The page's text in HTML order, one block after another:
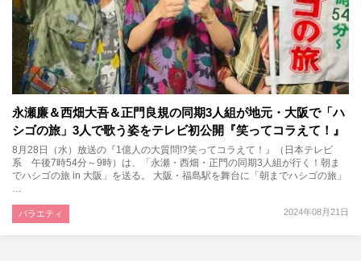
永瀬廉＆西畑大吾＆正門良規の同期3人組が地元・大阪で「ハ
シゴの旅」3人で歌う姿をテレビ初公開『笑ってコラえて！』
8月28日（水）放送の『1億人の大質問!?笑ってコラえて！』（日本テレビ
系 午後7時54分～9時）は、「永瀬・西畑・正門の同期3人組が行く！朝ま
でハシゴの旅 in 大阪」を送る。 大阪・福島駅を舞台に「朝までハシゴの旅」
…
2024年08月21日
バラエティ